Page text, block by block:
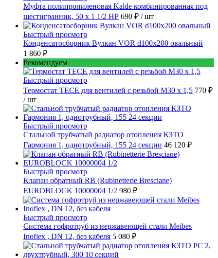
Муфта полипропиленовая Kalde комбинированная под
шестигранник, 50 x 1 1/2 НР 690 ₽ / шт
Быстрый просмотр
Конденсатосборник Вулкан VOR d100x200 овальный
1 860 ₽
Рекомендуем
Быстрый просмотр
Термостат TECE для вентилей с резьбой М30 х 1,5 770 ₽
/ шт
Быстрый просмотр
Стальной трубчатый радиатор отопления КЗТО
Гармония 1, однотрубный, 155 24 секции 46 120 ₽
Быстрый просмотр
Клапан обратный RB (Rubinetterie Bresciane)
EUROBLOCK 10000004 1/2 980 ₽
Быстрый просмотр
Cистема гофротруб из нержавеющей стали Meibes
Inoflex , DN 12, без кабеля 5 080 ₽